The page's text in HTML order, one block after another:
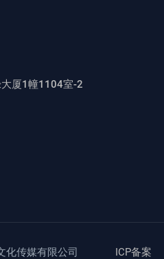
厦1幢1104室-2
传媒有限公司 ICP备案